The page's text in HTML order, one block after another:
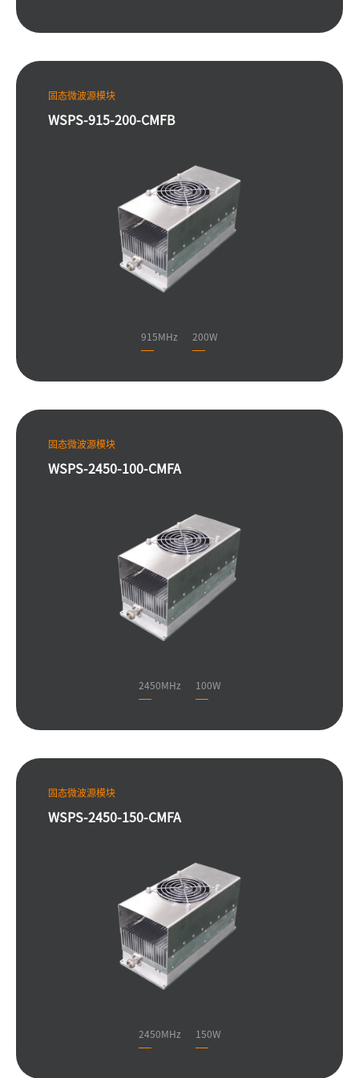
固态微波源模块
WSPS-915-200-CMFB
915MHz 200W
固态微波源模块
WSPS-2450-100-CMFA
2450MHz 100W
固态微波源模块
WSPS-2450-150-CMFA
2450MHz 150W